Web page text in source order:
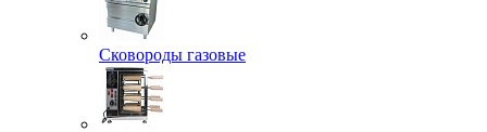
Сковороды газовые